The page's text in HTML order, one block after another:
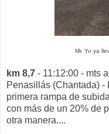
Mr. Yo ya
km 8,7 - 11:12:00 - mts
Penasillás (Chantada) -
primera rampa de
con más de un 20% de
otra manera....